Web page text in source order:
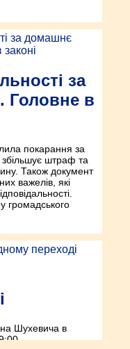
за
Головне в
покарання за
штраф та
Також документ
важелів, які
громадського
Шухевича в